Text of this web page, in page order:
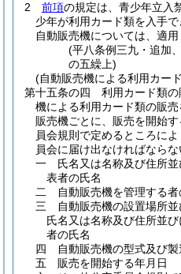
2
前項の規定は、青少年立入
少年が利用カード類を入手
自動販売機については、適用
(平八条例三九・追加
の五繰上)
(自動販売機による利用カー
第十五条の四
利用カード類
機による利用カード類の販
販売機ごとに、販売を開始
員会規則で定めるところに
員会に届け出なければならな
一
氏名又は名称及び住所
表者の氏名
二
自動販売機を管理する
三
自動販売機の設置場所
氏名又は名称及び住所並
者の氏名
四
自動販売機の型式及び
五
販売を開始する年月日